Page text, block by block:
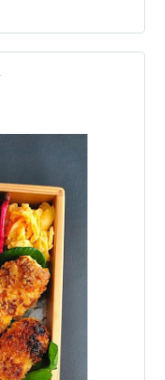
そして同時に、そ
にもなり得る——そ
脳科学者の茂木健
の寄稿の中で、驚